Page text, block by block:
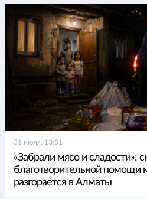
31 июля, 13:51
«Забрали мясо и сладости»:
благотворительной помощи
разгорается в Алматы